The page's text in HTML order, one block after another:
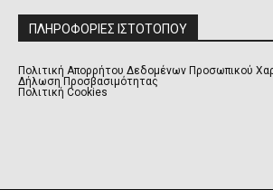
ΠΛΗΡΟΦΟΡΙΕΣ ΙΣΤΟΤΟΠΟΥ
Πολιτική Απορρήτου Δεδομένων Προσωπικού
Δήλωση Προσβασιμότητας
Πολιτική Cookies